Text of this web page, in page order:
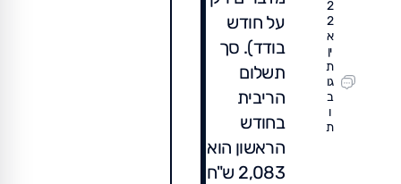
2
2
א
ין
ת
גו
ב
ו
ת
על חודש
בודד). סך
תשלום
הריבית
בחודש
הראשון הוא
2,083 ש"ח,